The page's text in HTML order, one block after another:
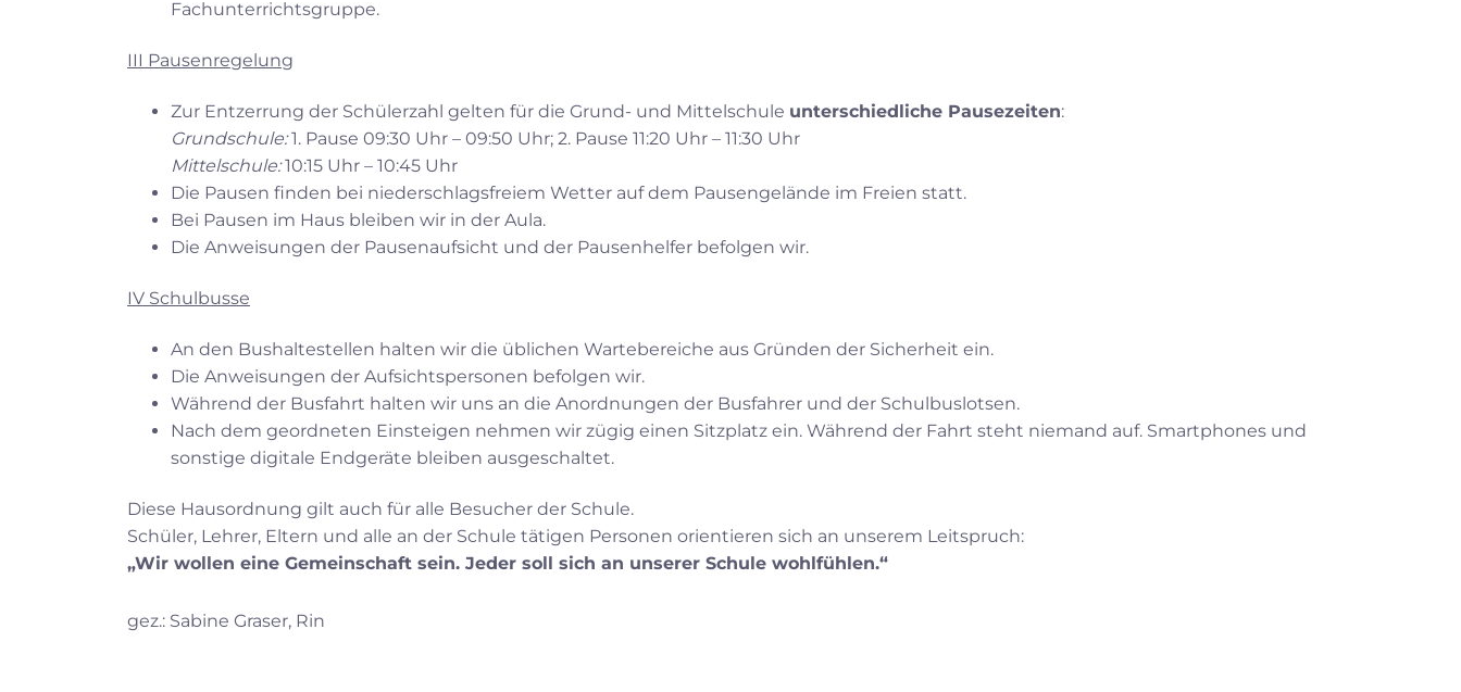
Fachunterrichtsgruppe.
III Pausenregelung
Zur Entzerrung der Schülerzahl gelten für die Grund- und Mittelschule unterschiedliche Pausezeiten:
Grundschule:1. Pause 09:30 Uhr – 09:50 Uhr; 2. Pause 11:20 Uhr – 11:30 Uhr
Mittelschule:10:15 Uhr – 10:45 Uhr
Die Pausen finden bei niederschlagsfreiem Wetter auf dem Pausengelände im Freien statt.
Bei Pausen im Haus bleiben wir in der Aula.
Die Anweisungen der Pausenaufsicht und der Pausenhelfer befolgen wir.
IV Schulbusse
An den Bushaltestellen halten wir die üblichen Wartebereiche aus Gründen der Sicherheit ein.
Die Anweisungen der Aufsichtspersonen befolgen wir.
Während der Busfahrt halten wir uns an die Anordnungen der Busfahrer und der Schulbuslotsen.
Nach dem geordneten Einsteigen nehmen wir zügig einen Sitzplatz ein. Während der Fahrt steht niemand auf. Smartphones und
sonstige digitale Endgeräte bleiben ausgeschaltet.
Diese Hausordnung gilt auch für alle Besucher der Schule.
Schüler, Lehrer, Eltern und alle an der Schule tätigen Personen orientieren sich an unserem Leitspruch:
„Wir wollen eine Gemeinschaft sein. Jeder soll sich an unserer Schule wohlfühlen.“
gez.: Sabine Graser, Rin